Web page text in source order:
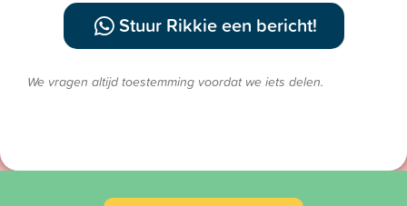
Stuur Rikkie een bericht!
We vragen altijd toestemming voordat we iets delen.